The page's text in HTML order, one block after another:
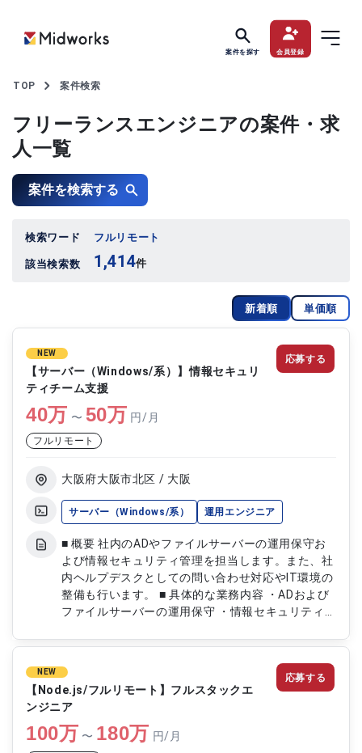
案件を探す 会員登録
TOP 案件検索
フリーランスエンジニアの案件・求
人一覧
案件を検索する
検索ワード フルリモート
該当検索数 1,414件
新着順 単価順
NEW
【サーバー（Windows/系）】情報セキュリ
ティチーム支援
40万 〜 50万 円/月
フルリモート
大阪府大阪市北区 / 大阪
サーバー（Windows/系） 運用エンジニア
■ 概要 社内のADやファイルサーバーの運用保守お
よび情報セキュリティ管理を担当します。また、社
内ヘルプデスクとしての問い合わせ対応やIT環境の
整備も行います。 ■ 具体的な業務内容 ・ADおよび
ファイルサーバーの運用保守 ・情報セキュリティ
・IT環境の整備
応募する
NEW
【Node.js/フルリモート】フルスタックエ
ンジニア
100万 〜 180万 円/月
応募する